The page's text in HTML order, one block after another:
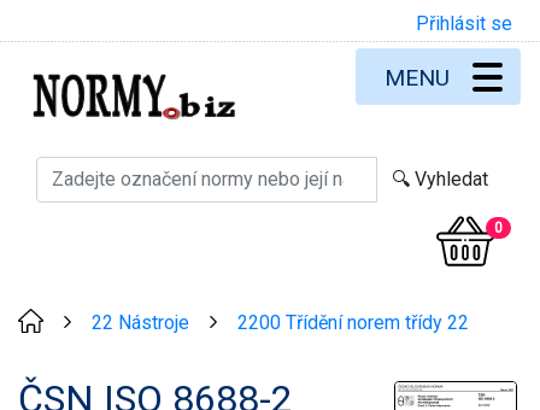
Přihlásit se
0
MENU
22 Nástroje 2200 Třídění norem třídy 22
ČSN ISO 8688-2